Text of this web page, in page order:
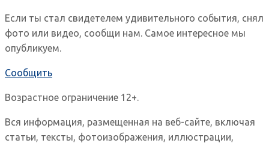
Если ты стал свидетелем удивительного события, снял
фото или видео, сообщи нам. Самое интересное мы
опубликуем.
Сообщить
Возрастное ограничение 12+.
Вся информация, размещенная на веб-сайте, включая
статьи, тексты, фотоизображения, иллюстрации,